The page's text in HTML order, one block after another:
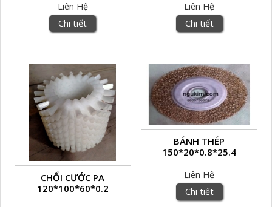
Liên Hệ
Chi tiết
Liên Hệ
Chi tiết
CHỔI CƯỚC PA
120*100*60*0.2
BÁNH THÉP
150*20*0.8*25.4
Liên Hệ
Chi tiết